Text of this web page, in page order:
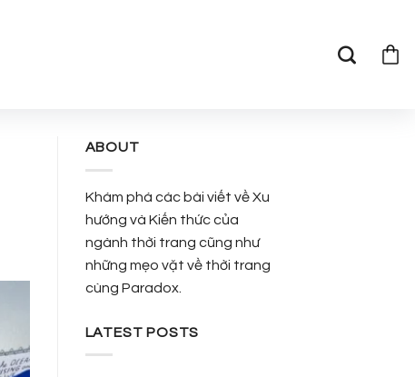
ABOUT
Khám phá các bài viết về Xu
hướng và Kiến thức của
ngành thời trang cũng như
những mẹo vặt về thời trang
cùng Paradox.
LATEST POSTS